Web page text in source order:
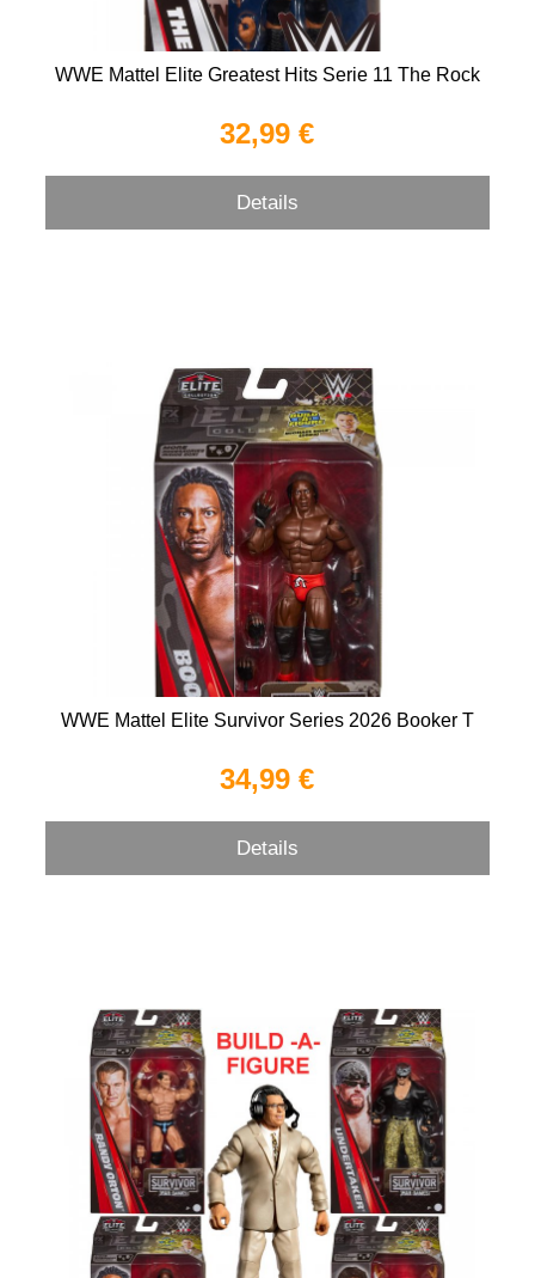
WWE Mattel Elite Greatest Hits Serie 11 The Rock
32,99 €
Details
WWE Mattel Elite Survivor Series 2026 Booker T
34,99 €
Details